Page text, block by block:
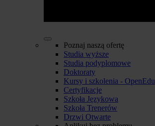
Poznaj naszą ofertę
Studia wyższe
Studia podyplomowe
Doktoraty
Kursy i szkolenia - OpenEdu
Certyfikacje
Szkoła Językowa
Szkoła Trenerów
Drzwi Otwarte